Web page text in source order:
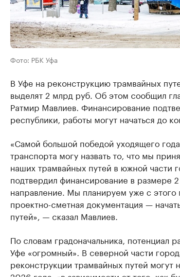
Фото: РБК Уфа
В Уфе на реконструкцию трамвайных
выделят 2 млрд руб. Об этом сообщил
Ратмир Мавлиев. Финансирование
республики, работы могут начаться до
«Самой большой победой уходящего
транспорта могу назвать то, что мы
наших трамвайных путей в южной части
подтвердил финансирование в размере
направление. Мы планируем уже с этого
проектно-сметная документация —
путей», — сказал Мавлиев.
По словам градоначальника, потенциал
Уфе «огромный». В северной части
реконструкции трамвайных путей могут